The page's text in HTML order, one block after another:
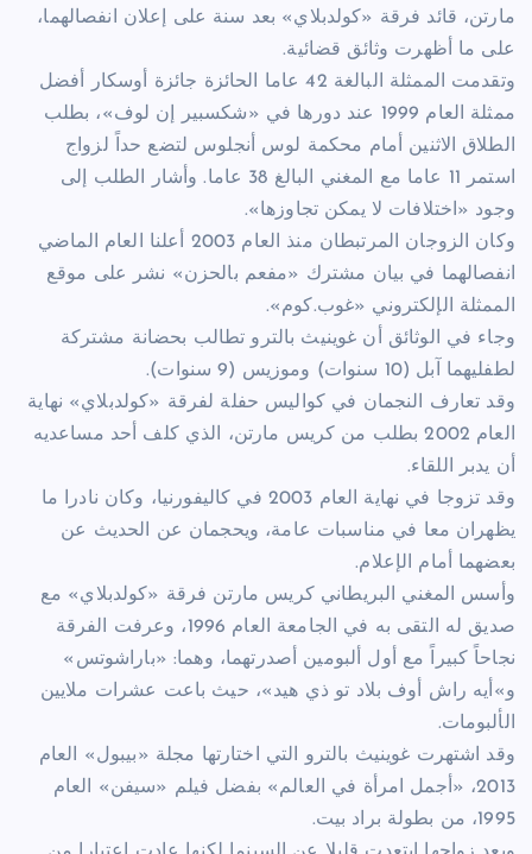
مارتن، قائد فرقة «كولدبلاي» بعد سنة على إعلان انفصالهما،
على ما أظهرت وثائق قضائية.
وتقدمت الممثلة البالغة 42 عاما الحائزة جائزة أوسكار أفضل
ممثلة العام 1999 عند دورها في «شكسبير إن لوف»، بطلب
الطلاق الاثنين أمام محكمة لوس أنجلوس لتضع حداً لزواج
استمر 11 عاما مع المغني البالغ 38 عاما. وأشار الطلب إلى
وجود «اختلافات لا يمكن تجاوزها».
وكان الزوجان المرتبطان منذ العام 2003 أعلنا العام الماضي
انفصالهما في بيان مشترك «مفعم بالحزن» نشر على موقع
الممثلة الإلكتروني «غوب.كوم».
وجاء في الوثائق أن غوينيث بالترو تطالب بحضانة مشتركة
لطفليهما آبل (10 سنوات) وموزيس (9 سنوات).
وقد تعارف النجمان في كواليس حفلة لفرقة «كولدبلاي» نهاية
العام 2002 بطلب من كريس مارتن، الذي كلف أحد مساعديه
أن يدبر اللقاء.
وقد تزوجا في نهاية العام 2003 في كاليفورنيا، وكان نادرا ما
يظهران معا في مناسبات عامة، ويحجمان عن الحديث عن
بعضهما أمام الإعلام.
وأسس المغني البريطاني كريس مارتن فرقة «كولدبلاي» مع
صديق له التقى به في الجامعة العام 1996، وعرفت الفرقة
نجاحاً كبيراً مع أول ألبومين أصدرتهما، وهما: «باراشوتس»
و»أيه راش أوف بلاد تو ذي هيد»، حيث باعت عشرات ملايين
الألبومات.
وقد اشتهرت غوينيث بالترو التي اختارتها مجلة «بيبول» العام
2013، «أجمل امرأة في العالم» بفضل فيلم «سيفن» العام
1995، من بطولة براد بيت.